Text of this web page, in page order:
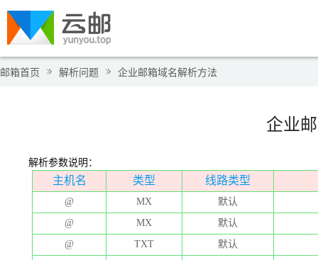
邮箱首页 解析问题 企业邮箱域名解析方法
企业
解析参数说明：
主机名 类型 线路类型
@ MX
默认
@
MX
默认
@
TXT 默认